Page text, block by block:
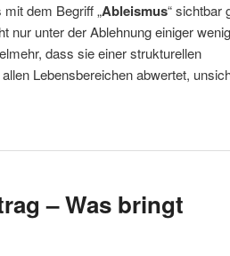
dem Begriff „Ableismus“ sichtbar
nur unter der Ablehnung einiger
dass sie einer strukturellen
Lebensbereichen abwertet,
– Was bringt